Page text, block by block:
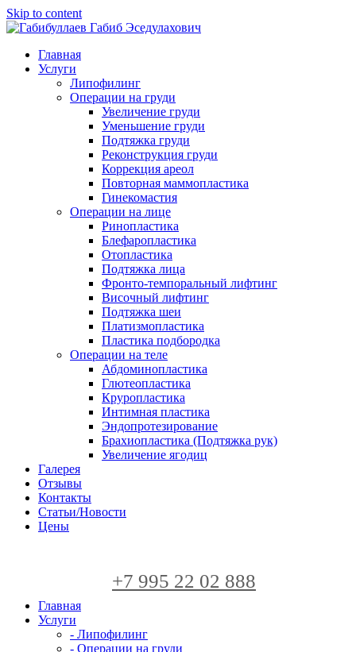
Skip to content
Главная
Услуги
Липофилинг
Операции на груди
Увеличение груди
Уменьшение груди
Подтяжка груди
Реконструкция груди
Коррекция ареол
Повторная маммопластика
Гинекомастия
Операции на лице
Ринопластика
Блефаропластика
Отопластика
Подтяжка лица
Фронто-темпоральный лифтинг
Височный лифтинг
Подтяжка шеи
Платизмопластика
Пластика подбородка
Операции на теле
Абдоминопластика
Глютеопластика
Круропластика
Интимная пластика
Эндопротезирование
Брахиопластика (Подтяжка рук)
Увеличение ягодиц
Галерея
Отзывы
Контакты
Статьи/Новости
Цены
+7 995 22 02 888
Главная
Услуги
- Липофилинг
- Операции на груди